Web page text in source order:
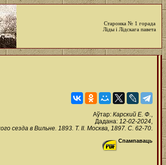
Старонка № 1 горада
Ліды і Лідскага павета
Аўтар: Карский Е. Ф.,
Дадана: 12-02-2024,
сезда в Вильне. 1893. Т. II. Москва, 1897. С. 62-70.
Спампаваць